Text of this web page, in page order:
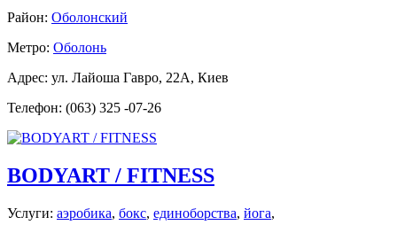
Район: Оболонский
Метро: Оболонь
Адрес: ул. Лайоша Гавро, 22А, Киев
Телефон: (063) 325 -07-26
BODYART / FITNESS
Услуги: аэробика, бокс, единоборства, йога,